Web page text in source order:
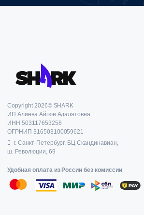
Copyright 2026© SHARK
ИП Алиева Айгюн Адалятовна
ИНН 503117653258
ОГРНИП 316503100059621
г. Санкт-Петербург, БЦ Скандинавиан,
ш. Революции, 69
Удобная оплата из России без комиссии